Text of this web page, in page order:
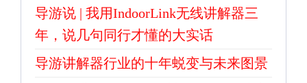
导游说 | 我用IndoorLink无线讲解器三
年，说几句同行才懂的大实话
导游讲解器行业的十年蜕变与未来图景